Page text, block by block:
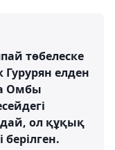
төбелеске
Гурурян елден
Омбы
ол құқық